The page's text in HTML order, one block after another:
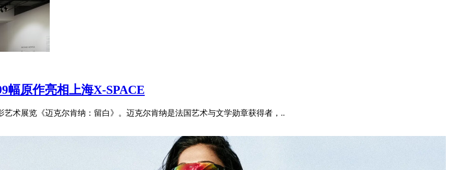
幅原作亮相上海X-SPACE
艺术展览《迈克尔肯纳：留白》。迈克尔肯纳是法国艺术与文学勋章获得者，..